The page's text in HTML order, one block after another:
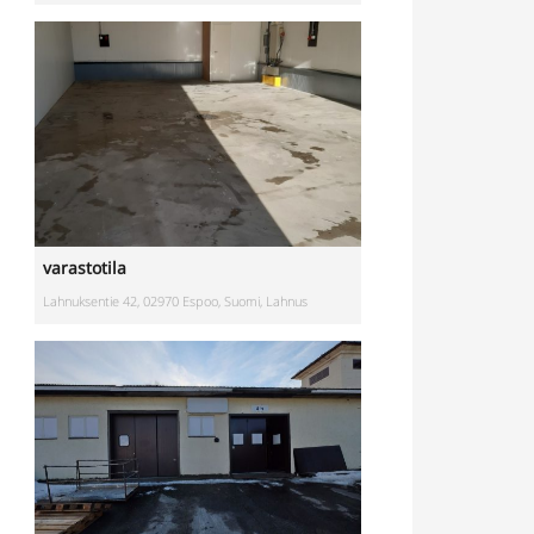
varastotila